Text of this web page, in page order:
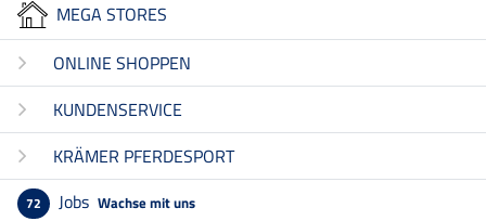
MEGA STORES
ONLINE SHOPPEN
KUNDENSERVICE
KRÄMER PFERDESPORT
72 Jobs Wachse mit uns